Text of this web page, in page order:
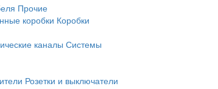
Прочие
коробки Коробки
каналы Системы
Розетки и выключатели